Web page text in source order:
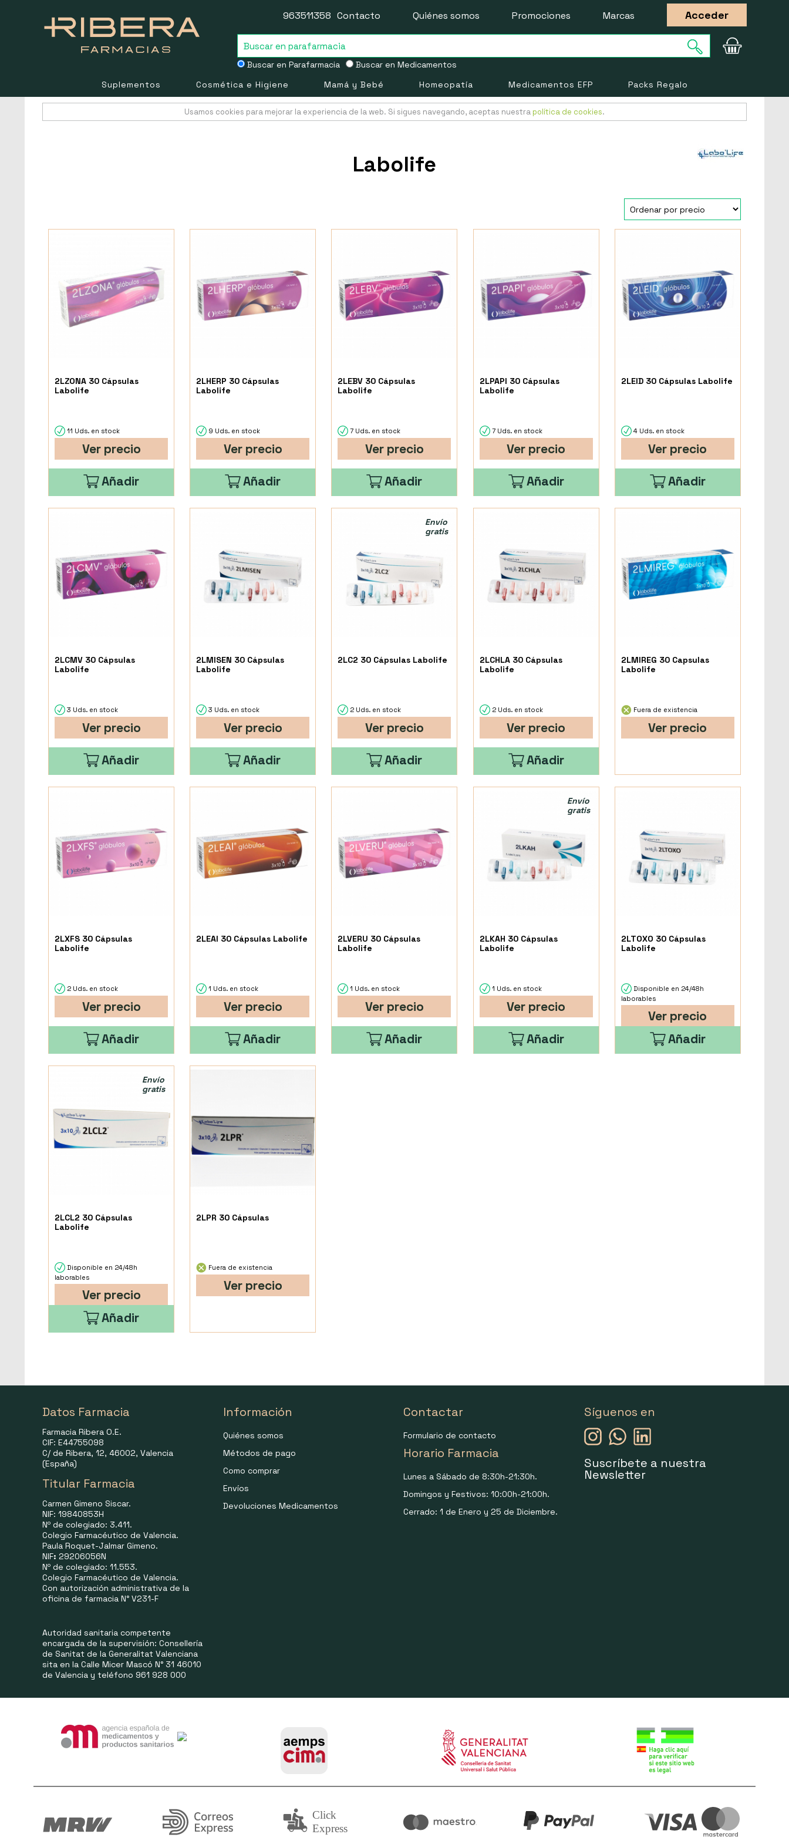
Buscar en Parafarmacia Buscar en Medicamentos
963511358 Contacto Quiénes somos Promociones Marcas Acceder
Suplementos Cosmética e Higiene Mamá y Bebé Homeopatía Medicamentos EFP Packs Regalo
Usamos cookies para mejorar la experiencia de la web. Si sigues navegando, aceptas nuestra política de cookies.
Labolife
2LZONA 30 Cápsulas
Labolife
11 Uds. en stock
Ver precio
Añadir
2LHERP 30 Cápsulas
Labolife
9 Uds. en stock
Ver precio
Añadir
2LEBV 30 Cápsulas
Labolife
7 Uds. en stock
Ver precio
Añadir
2LPAPI 30 Cápsulas
Labolife
7 Uds. en stock
Ver precio
Añadir
2LEID 30 Cápsulas Labolife
4 Uds. en stock
Ver precio
Añadir
2LCMV 30 Cápsulas
Labolife
3 Uds. en stock
Ver precio
Añadir
2LMISEN 30 Cápsulas
Labolife
3 Uds. en stock
Ver precio
Añadir
2LC2 30 Cápsulas Labolife
Envío
gratis
2 Uds. en stock
Ver precio
Añadir
2LCHLA 30 Cápsulas
Labolife
2 Uds. en stock
Ver precio
Añadir
2LMIREG 30 Capsulas
Labolife
Fuera de existencia
Ver precio
2LXFS 30 Cápsulas
Labolife
2 Uds. en stock
Ver precio
Añadir
2LEAI 30 Cápsulas Labolife
1 Uds. en stock
Ver precio
Añadir
2LVERU 30 Cápsulas
Labolife
1 Uds. en stock
Ver precio
Añadir
2LKAH 30 Cápsulas
Labolife
Envío
gratis
1 Uds. en stock
Ver precio
Añadir
2LTOXO 30 Cápsulas
Labolife
Disponible en 24/48h
laborables
Ver precio
Añadir
2LCL2 30 Cápsulas
Labolife
Envío
gratis
Disponible en 24/48h
laborables
Ver precio
Añadir
2LPR 30 Cápsulas
Fuera de existencia
Ver precio
Datos Farmacia
Farmacia Ribera O.E.
CIF: E44755098
C/ de Ribera, 12, 46002, Valencia
(España)
Titular Farmacia
Carmen Gimeno Siscar.
NIF: 19840853H
Nº de colegiado: 3.411.
Colegio Farmacéutico de Valencia.
Paula Roquet-Jalmar Gimeno.
NIF: 29206056N
Nº de colegiado: 11.553.
Colegio Farmacéutico de Valencia.
Con autorización administrativa de la
oficina de farmacia N° V231-F
Autoridad sanitaria competente
encargada de la supervisión: Consellería
de Sanitat de la Generalitat Valenciana
sita en la Calle Micer Mascó N° 31 46010
de Valencia y teléfono 961 928 000
Información
Quiénes somos
Métodos de pago
Como comprar
Envíos
Devoluciones Medicamentos
Contactar
Formulario de contacto
Horario Farmacia
Lunes a Sábado de 8:30h-21:30h.
Domingos y Festivos: 10:00h-21:00h.
Cerrado: 1 de Enero y 25 de Diciembre.
Síguenos en
Suscríbete a nuestra
Newsletter